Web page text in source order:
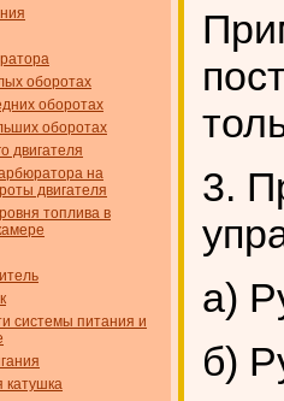
оборотах
оборотах
оборотах
двигателя
на
двигателя
топлива в
системы питания и
катушка
3.
а)
б)